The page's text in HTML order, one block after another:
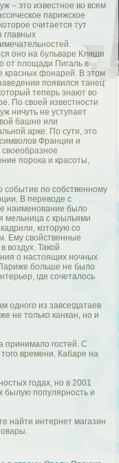
– это известное во всем
парижское
считается тут
главных
оно на бульваре Клиши
от площади Пигаль в
красных фонарей. В этом
появился танец
теперь знают во
По своей известности
ничуть не уступает
башне или
арке. По сути, это
Франции и
порока и красоты,
событие по собственному
В переводе с
наименование было
мельница с крыльями
которую со
Ему свойственные
воздух. Такой
о настоящих ночных
больше не было
где сочеталось
одного из завсегдатаев
не только канкан, но и
принимало гостей. С
времени. Кабаре на
годах, но в 2001
популярность и
найти интернет магазин